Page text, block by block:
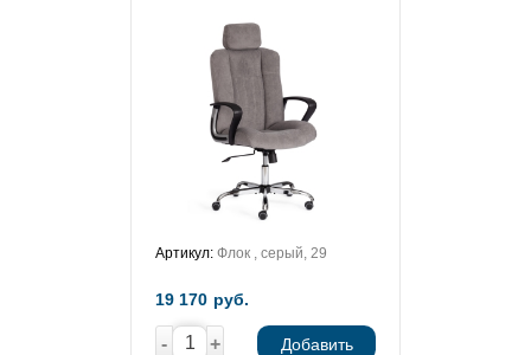
Артикул: Флок , серый, 29
19 170 руб.
- + Добавить